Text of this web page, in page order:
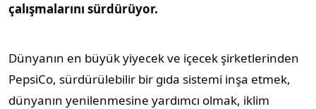
çalışmalarını sürdürüyor.
Dünyanın en büyük yiyecek ve içecek şirketlerinden
PepsiCo, sürdürülebilir bir gıda sistemi inşa etmek,
dünyanın yenilenmesine yardımcı olmak, iklim